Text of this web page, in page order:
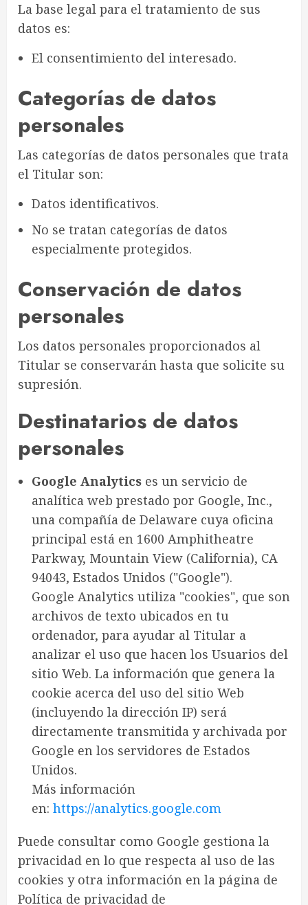
La base legal para el tratamiento de sus
datos es:
El consentimiento del interesado.
Categorías de datos
personales
Las categorías de datos personales que trata
el Titular son:
Datos identificativos.
No se tratan categorías de datos
especialmente protegidos.
Conservación de datos
personales
Los datos personales proporcionados al
Titular se conservarán hasta que solicite su
supresión.
Destinatarios de datos
personales
Google Analytics es un servicio de
analítica web prestado por Google, Inc.,
una compañía de Delaware cuya oficina
principal está en 1600 Amphitheatre
Parkway, Mountain View (California), CA
94043, Estados Unidos ("Google").
Google Analytics utiliza "cookies", que son
archivos de texto ubicados en tu
ordenador, para ayudar al Titular a
analizar el uso que hacen los Usuarios del
sitio Web. La información que genera la
cookie acerca del uso del sitio Web
(incluyendo la dirección IP) será
directamente transmitida y archivada por
Google en los servidores de Estados
Unidos.
Más información
en: https://analytics.google.com
Puede consultar como Google gestiona la
privacidad en lo que respecta al uso de las
cookies y otra información en la página de
Política de privacidad de